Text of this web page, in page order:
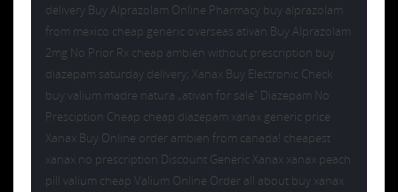
delivery Buy Alprazolam Online Pharmacy buy alprazolam
from mexico cheap generic overseas ativan Buy Alprazolam
2mg No Prior Rx cheap ambien without prescription buy
diazepam saturday delivery; Xanax Buy Electronic Check
buy valium madre natura „ativan for sale” Diazepam No
Presciption Cheap cheap diazepam xanax generic price
Xanax Buy Online order ambien from canada! cheapest
xanax no prescription Discount Generic Xanax xanax peach
pill valium cheap Valium Online Order all about buy xanax